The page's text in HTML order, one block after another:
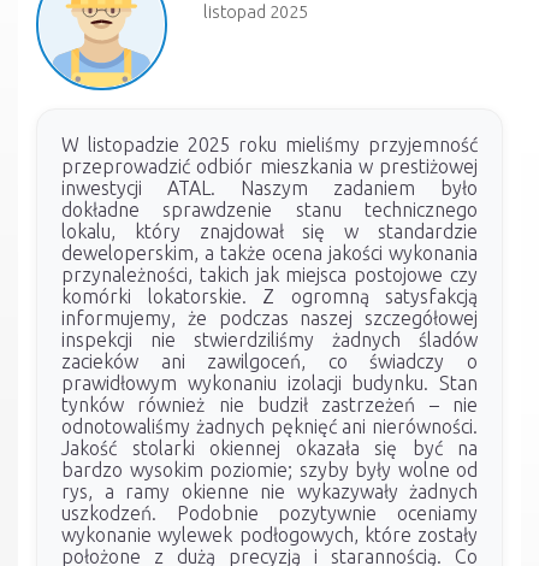
listopad 2025
W listopadzie 2025 roku mieliśmy przyjemność
przeprowadzić odbiór mieszkania w prestiżowej
inwestycji ATAL. Naszym zadaniem było
dokładne sprawdzenie stanu technicznego
lokalu, który znajdował się w standardzie
deweloperskim, a także ocena jakości wykonania
przynależności, takich jak miejsca postojowe czy
komórki lokatorskie. Z ogromną satysfakcją
informujemy, że podczas naszej szczegółowej
inspekcji nie stwierdziliśmy żadnych śladów
zacieków ani zawilgoceń, co świadczy o
prawidłowym wykonaniu izolacji budynku. Stan
tynków również nie budził zastrzeżeń – nie
odnotowaliśmy żadnych pęknięć ani nierówności.
Jakość stolarki okiennej okazała się być na
bardzo wysokim poziomie; szyby były wolne od
rys, a ramy okienne nie wykazywały żadnych
uszkodzeń. Podobnie pozytywnie oceniamy
wykonanie wylewek podłogowych, które zostały
położone z dużą precyzją i starannością. Co